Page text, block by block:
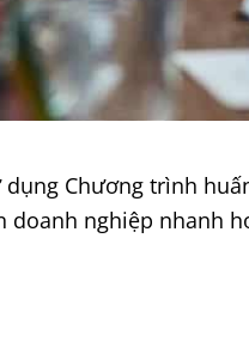
Chương trình
doanh nghiệp nhanh